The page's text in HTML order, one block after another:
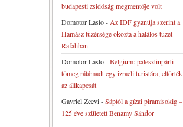
budapesti zsidóság megmentője volt
Domotor Laslo- Az IDF gyanúja szerint a
Hamász tüzérsége okozta a halálos tüzet
Rafahban
Domotor Laslo-Belgium: palesztinpárti
tömeg rátámadt egy izraeli turistára, eltörték
az állkapcsát
Gavriel Zeevi-Sáptól a gízai piramisokig –
125 éve született Benamy Sándor